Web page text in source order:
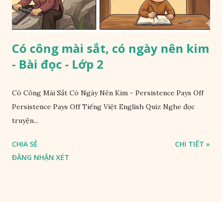
Có công mài sắt, có ngày nên kim
- Bài đọc - Lớp 2
Có Công Mài Sắt Có Ngày Nên Kim - Persistence Pays Off
Persistence Pays Off Tiếng Việt English Quiz Nghe đọc
truyện...
CHIA SẺ
ĐĂNG NHẬN XÉT
CHI TIẾT »